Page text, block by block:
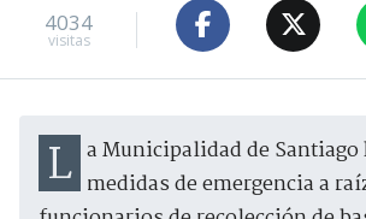
4034
visitas
La Municipalidad de Santiago habilitó medidas de emergencia a